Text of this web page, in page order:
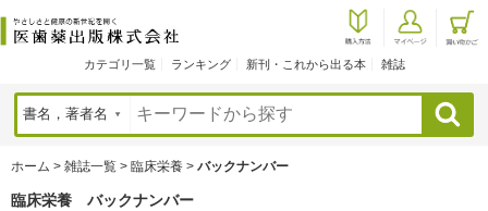
カテゴリ一覧 ランキング 新刊・これから出る本 雑誌
検索
ホーム > 雑誌一覧 > 臨床栄養 > バックナンバー
臨床栄養 バックナンバー